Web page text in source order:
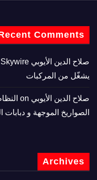
Comments
صلاح الدين الأيوبي
يشغّل من المركبات
صلاح الدين الأيوبي
الصواريخ الموجهة و دبابات
Archives